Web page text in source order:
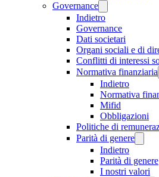
Governance
Indietro
Governance
Dati societari
Organi sociali e di
Conflitti di interessi
Normativa finanziaria
Indietro
Normativa
Mifid
Obbligazioni
Politiche di
Parità di genere
Indietro
Parità di genere
I nostri valori